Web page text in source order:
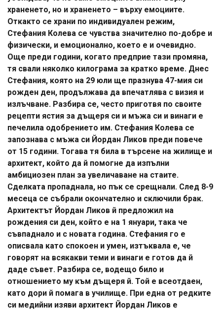
храненето, но и храненето – върху емоциите.
Откакто се храни по индивидуален режим,
Стефания Колева се чувства значително по-добре и
физически, и емоционално, което е и очевидно.
Още преди години, когато предприе тази промяна,
тя свали няколко килограма за кратко време. Днес
Стефания, която на 29 юли ще празнува 47-мия си
рожден ден, продължава да впечатлява с визия и
излъчване. Разбира се, често приготвя по своите
рецепти ястия за дъщеря си и мъжа си и винаги е
печелила одобрението им. Стефания Колева се
запознава с мъжа си Йордан Ликов преди повече
от 15 години. Тогава тя била в търсене на жилище и
архитект, който да й помогне да изпълни
амбициозен план за увеличаване на стаите.
Сделката пропаднала, но пък се срещнали. След 8-9
месеца се събрали окончателно и сключили брак.
Архитектът Йордан Ликов й предложил на
рождения си ден, който е на 1 януари, така че
съвпаднало и с новата година. Стефания го е
описвала като спокоен и умен, изтъквала е, че
говорят на всякакви теми и винаги е готов да й
даде съвет. Разбира се, водещо било и
отношението му към дъщеря й. Той е всеотдаен,
като дори й помага в училище. При една от редките
си медийни изяви архитект Йордан Ликов е